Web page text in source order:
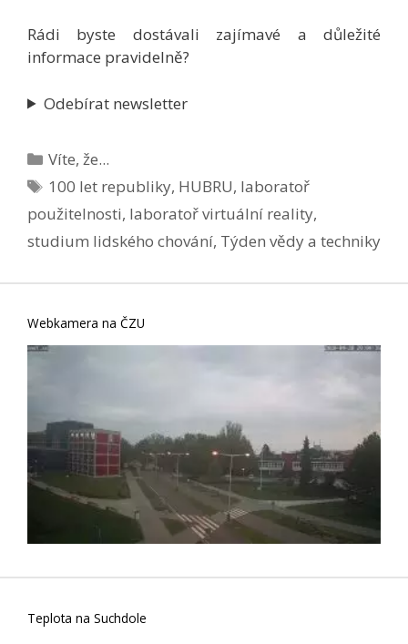
Rádi byste dostávali zajímavé a důležité
informace pravidelně?
Odebírat newsletter
Rubriky
Víte, že...
Štítky
100 let republiky, HUBRU, laboratoř
použitelnosti, laboratoř virtuální reality,
studium lidského chování, Týden vědy a techniky
Webkamera na ČZU
Teplota na Suchdole